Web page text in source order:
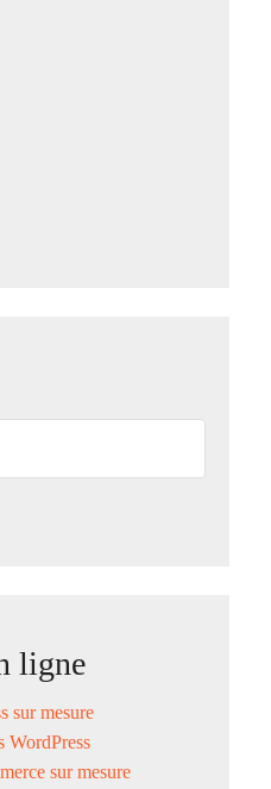
ligne
sur mesure
WordPress
sur mesure